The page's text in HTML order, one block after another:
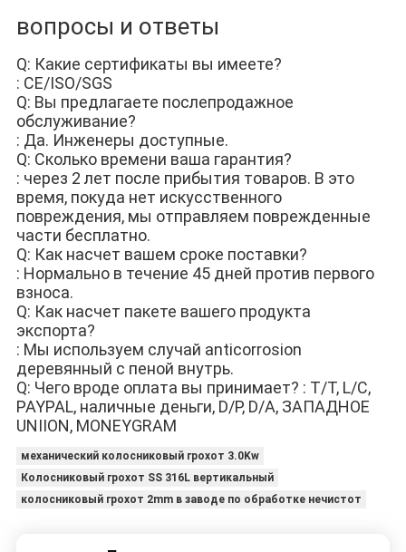
вопросы и ответы
Q: Какие сертификаты вы имеете?
: CE/ISO/SGS
Q: Вы предлагаете послепродажное
обслуживание?
: Да. Инженеры доступные.
Q: Сколько времени ваша гарантия?
: через 2 лет после прибытия товаров. В это
время, покуда нет искусственного
повреждения, мы отправляем поврежденные
части бесплатно.
Q: Как насчет вашем сроке поставки?
: Нормально в течение 45 дней против первого
взноса.
Q: Как насчет пакете вашего продукта
экспорта?
: Мы используем случай anticorrosion
деревянный с пеной внутрь.
Q: Чего вроде оплата вы принимает? : T/T, L/C,
PAYPAL, наличные деньги, D/P, D/A, ЗАПАДНОЕ
UNIION, MONEYGRAM
механический колосниковый грохот 3.0Kw
Колосниковый грохот SS 316L вертикальный
колосниковый грохот 2mm в заводе по обработке нечистот